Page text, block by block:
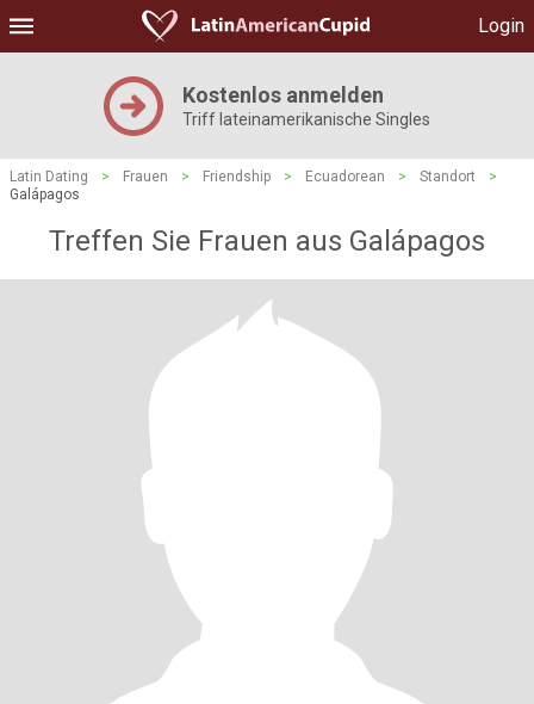
Login
Kostenlos anmelden
Triff lateinamerikanische Singles
Latin Dating > Frauen > Friendship > Ecuadorean > Standort
>
Galápagos
Treffen Sie Frauen aus Galápagos